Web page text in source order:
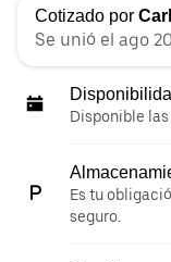
Cotizado por
Se unió el ago
Disponible las
Es tu
seguro.